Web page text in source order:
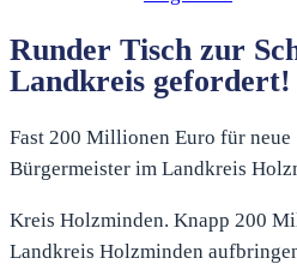
Runder Tisch zur
Landkreis gefordert!
Fast 200 Millionen Euro für neue
Bürgermeister im Landkreis
Kreis Holzminden. Knapp 200
Landkreis Holzminden